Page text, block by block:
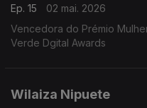
Ep. 15
02 mai. 2026
Vencedora do Prémio
Verde Dgital Awards
Wilaiza Nipuete